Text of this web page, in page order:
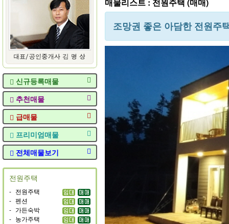
신규등록매물
추천매물
급매물
프리미엄매물
전체매물보기
전원주택
- 전원주택
- 펜션
- 가든숙박
- 농가주택
매물리스트 : 전원주택 (매매)
조망권 좋은 아담한 전원주